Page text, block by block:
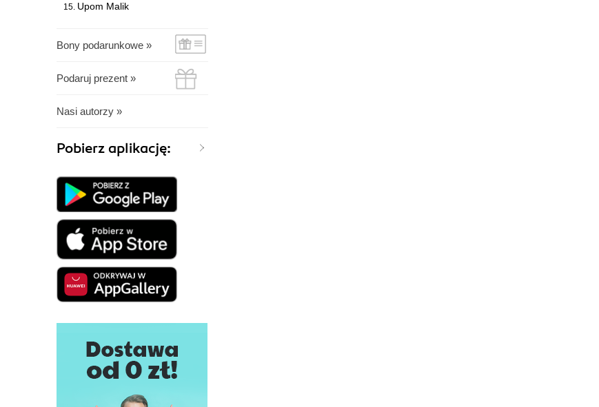
Upom Malik
Bony podarunkowe »
Podaruj prezent »
Nasi autorzy »
Pobierz aplikację: